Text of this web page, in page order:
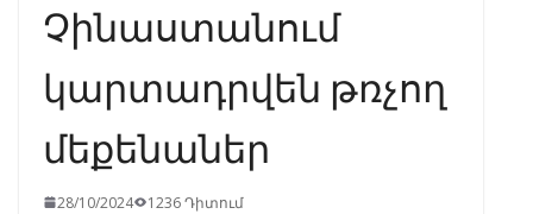
Չինաստանում
կարտադրվեն թռչող
մեքենաներ
28/10/2024 1236 Դիտում